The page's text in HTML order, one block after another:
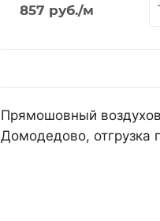
857 руб./м
Прямошовный
Домодедово,